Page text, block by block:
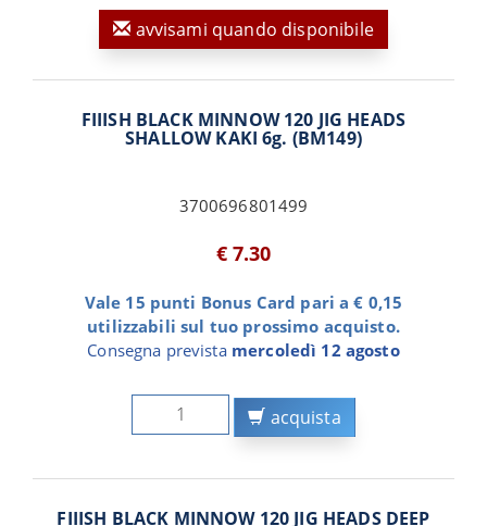
avvisami quando disponibile
FIIISH BLACK MINNOW 120 JIG HEADS
SHALLOW KAKI 6g. (BM149)
3700696801499
€ 7.30
Vale 15 punti Bonus Card pari a € 0,15
utilizzabili sul tuo prossimo acquisto.
Consegna prevista mercoledì 12 agosto
acquista
FIIISH BLACK MINNOW 120 JIG HEADS DEEP